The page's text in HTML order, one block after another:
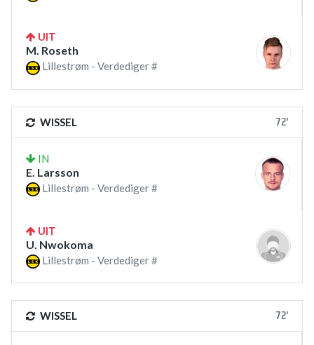
UIT
M. Roseth
Lillestrøm - Verdediger #
WISSEL 72'
IN
E. Larsson
Lillestrøm - Verdediger #
UIT
U. Nwokoma
Lillestrøm - Verdediger #
WISSEL 72'